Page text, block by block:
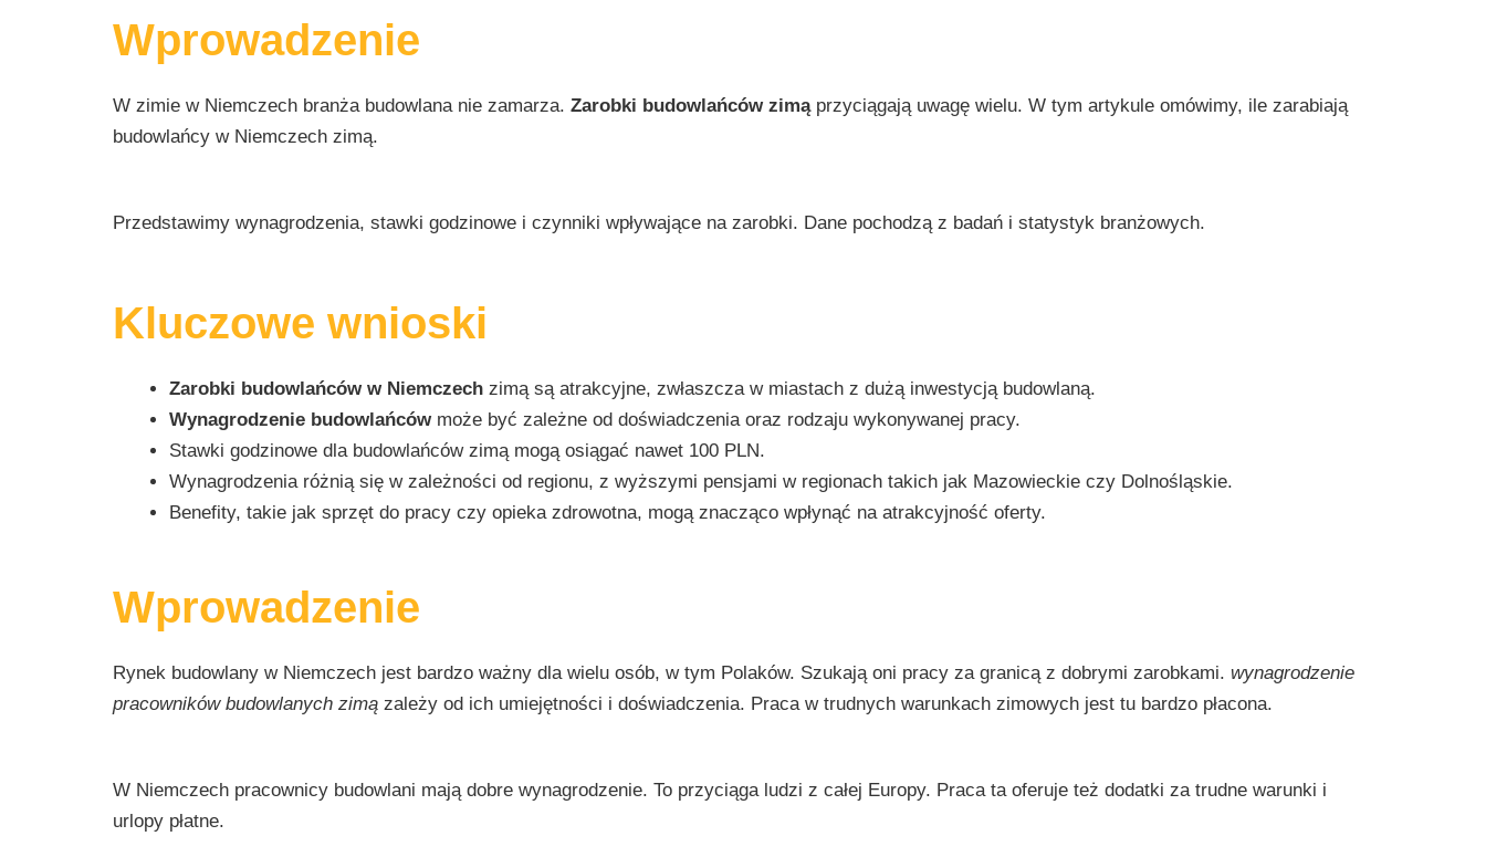
Wprowadzenie
W zimie w Niemczech branża budowlana nie zamarza. Zarobki budowlańców zimąprzyciągają uwagę wielu. W tym artykule omówimy, ile zarabiają
budowlańcy w Niemczech zimą.
Przedstawimy wynagrodzenia, stawki godzinowe i czynniki wpływające na zarobki. Dane pochodzą z badań i statystyk branżowych.
Kluczowe wnioski
Zarobki budowlańców w Niemczech zimą są atrakcyjne, zwłaszcza w miastach z dużą inwestycją budowlaną.
Wynagrodzenie budowlańcówmoże być zależne od doświadczenia oraz rodzaju wykonywanej pracy.
Stawki godzinowe dla budowlańców zimą mogą osiągać nawet 100 PLN.
Wynagrodzenia różnią się w zależności od regionu, z wyższymi pensjami w regionach takich jak Mazowieckie czy Dolnośląskie.
Benefity, takie jak sprzęt do pracy czy opieka zdrowotna, mogą znacząco wpłynąć na atrakcyjność oferty.
Wprowadzenie
Rynek budowlany w Niemczech jest bardzo ważny dla wielu osób, w tym Polaków. Szukają oni pracy za granicą z dobrymi zarobkami. wynagrodzenie
pracowników budowlanych zimą zależy od ich umiejętności i doświadczenia. Praca w trudnych warunkach zimowych jest tu bardzo płacona.
W Niemczech pracownicy budowlani mają dobre wynagrodzenie. To przyciąga ludzi z całej Europy. Praca ta oferuje też dodatki za trudne warunki i
urlopy płatne.